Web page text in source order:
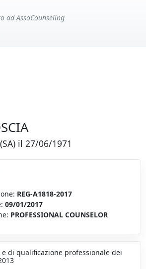
ad AssoCounseling
il 27/06/1971
REG-A1818-2017
09/01/2017
PROFESSIONAL COUNSELOR
di qualificazione professionale dei